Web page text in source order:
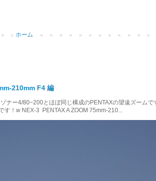
ホーム
210mm F4 編
ナー4/80−200とほぼ同じ構成のPENTAXの望遠ズームで
！w NEX-3 PENTAX A ZOOM 75mm-210...